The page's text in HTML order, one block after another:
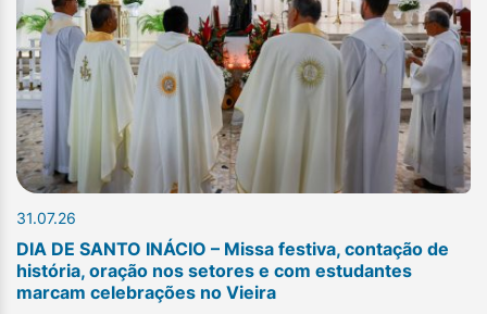
31.07.26
DIA DE SANTO INÁCIO – Missa festiva, contação de
história, oração nos setores e com estudantes
marcam celebrações no Vieira